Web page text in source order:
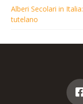
Alberi Secolari in
tutelano